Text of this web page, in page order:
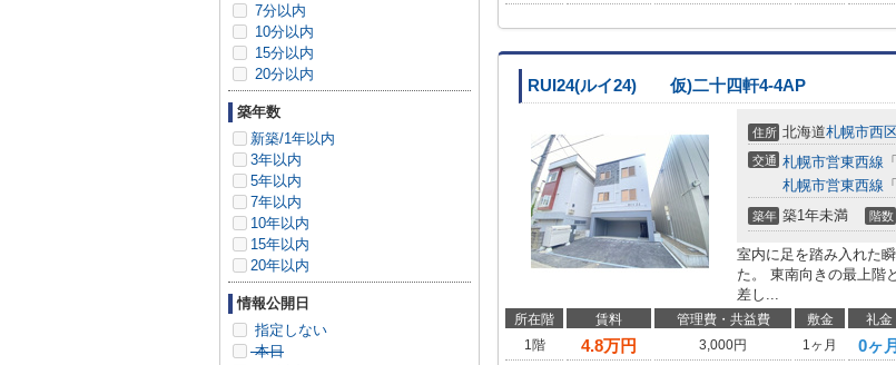
RUI24(ルイ24) 仮)二十四軒4-4AP
住所 北海道札幌市西
交通 札幌市営東西線 「
札幌市営東西線 「
築年 築1年未満 階数
室内に足を踏み入れた
た。 東南向きの最上階
差し...
所在階 賃料 管理費・共益費 敷金 礼金
1階
4.8万円 3,000円 1ヶ月 0ヶ月
7分以内
10分以内
15分以内
20分以内
築年数
新築/1年以内
3年以内
5年以内
7年以内
10年以内
15年以内
20年以内
情報公開日
指定しない
本日